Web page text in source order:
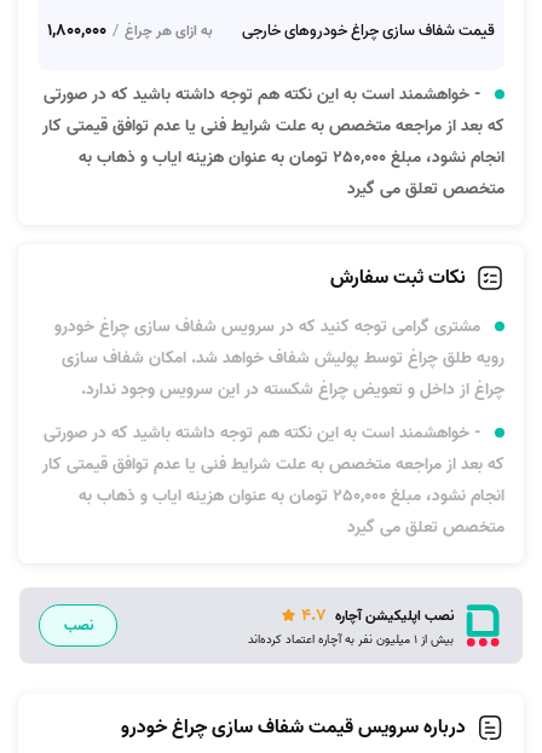
قیمت شفاف سازی چراغ خودروهای خارجی به ازای هر چراغ /
1,800,000
- خواهشمند است به این نکته هم توجه داشته باشید که در صورتی
که بعد از مراجعه متخصص به علت شرایط فنی یا عدم توافق قیمتی کار
انجام نشود، مبلغ 250,000 تومان به عنوان هزینه ایاب و ذهاب به
متخصص تعلق می گیرد
نکات ثبت سفارش
مشتری گرامی توجه کنید که در سرویس شفاف سازی چراغ خودرو
رویه طلق چراغ توسط پولیش شفاف خواهد شد. امکان شفاف سازی
چراغ از داخل و تعویض چراغ شکسته در این سرویس وجود ندارد.
- خواهشمند است به این نکته هم توجه داشته باشید که در صورتی
که بعد از مراجعه متخصص به علت شرایط فنی یا عدم توافق قیمتی کار
انجام نشود، مبلغ 250,000 تومان به عنوان هزینه ایاب و ذهاب به
متخصص تعلق می گیرد
نصب اپلیکیشن آچاره 4.7
بیش از 1 میلیون نفر به آچاره اعتماد کرده‌اند
نصب
درباره سرویس قیمت شفاف سازی چراغ خودرو